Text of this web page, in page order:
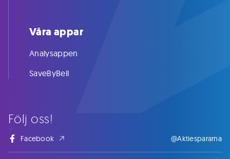
Följ oss!
Facebook @Aktiespararna
Våra appar
Analysappen
SaveByBell